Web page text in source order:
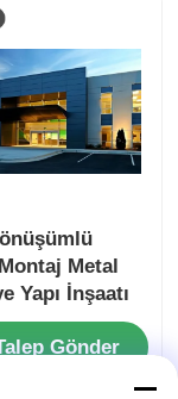
Metal
Yapı İnşaatı
Gönder